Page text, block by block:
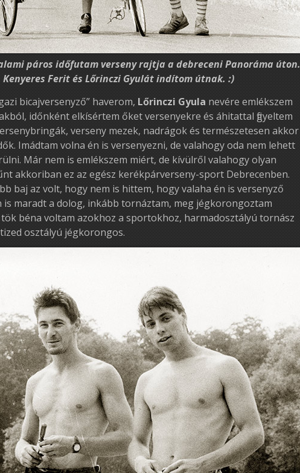
páros időfutam verseny rajtja a debreceni Panoráma úton.
Kenyeres Ferit és Lőrinczi Gyulát indítom útnak. :)
bicajversenyző” haverom, Lőrinczi Gyula nevére emlékszem
időnként elkísértem őket versenyekre és áhitattal figyeltem
verseny mezek, nadrágok és természetesen akkor
Imádtam volna én is versenyezni, de valahogy oda nem lehett
Már nem is emlékszem miért, de kívülről valahogy olyan
akkoriban ez az egész kerékpárverseny-sport Debrecenben.
baj az volt, hogy nem is hittem, hogy valaha én is versenyző
is maradt a dolog, inkább tornáztam, meg jégkorongoztam
tök béna voltam azokhoz a sportokhoz, harmadosztályú tornász
osztályú jégkorongos.